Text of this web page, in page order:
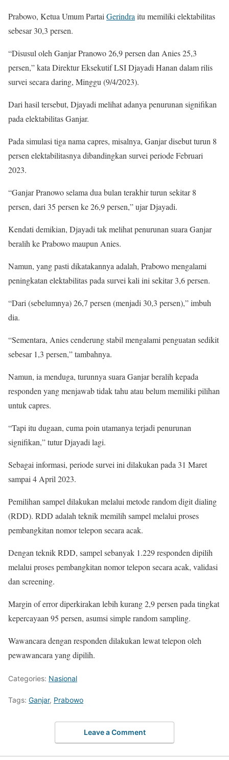
Prabowo, Ketua Umum Partai Gerindra itu memiliki elektabilitas
sebesar 30,3 persen.
“Disusul oleh Ganjar Pranowo 26,9 persen dan Anies 25,3
persen,” kata Direktur Eksekutif LSI Djayadi Hanan dalam rilis
survei secara daring, Minggu (9/4/2023).
Dari hasil tersebut, Djayadi melihat adanya penurunan signifikan
pada elektabilitas Ganjar.
Pada simulasi tiga nama capres, misalnya, Ganjar disebut turun 8
persen elektabilitasnya dibandingkan survei periode Februari
2023.
“Ganjar Pranowo selama dua bulan terakhir turun sekitar 8
persen, dari 35 persen ke 26,9 persen,” ujar Djayadi.
Kendati demikian, Djayadi tak melihat penurunan suara Ganjar
beralih ke Prabowo maupun Anies.
Namun, yang pasti dikatakannya adalah, Prabowo mengalami
peningkatan elektabilitas pada survei kali ini sekitar 3,6 persen.
“Dari (sebelumnya) 26,7 persen (menjadi 30,3 persen),” imbuh
dia.
“Sementara, Anies cenderung stabil mengalami penguatan sedikit
sebesar 1,3 persen,” tambahnya.
Namun, ia menduga, turunnya suara Ganjar beralih kepada
responden yang menjawab tidak tahu atau belum memiliki pilihan
untuk capres.
“Tapi itu dugaan, cuma poin utamanya terjadi penurunan
signifikan,” tutur Djayadi lagi.
Sebagai informasi, periode survei ini dilakukan pada 31 Maret
sampai 4 April 2023.
Pemilihan sampel dilakukan melalui metode random digit dialing
(RDD). RDD adalah teknik memilih sampel melalui proses
pembangkitan nomor telepon secara acak.
Dengan teknik RDD, sampel sebanyak 1.229 responden dipilih
melalui proses pembangkitan nomor telepon secara acak, validasi
dan screening.
Margin of error diperkirakan lebih kurang 2,9 persen pada tingkat
kepercayaan 95 persen, asumsi simple random sampling.
Wawancara dengan responden dilakukan lewat telepon oleh
pewawancara yang dipilih.
Categories: Nasional
Tags: Ganjar, Prabowo
Leave a Comment